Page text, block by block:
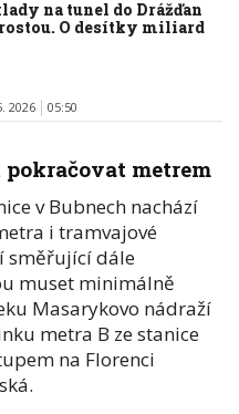
na tunel do Drážďan
O desítky miliard
2026 05:50
metrem
v Bubnech nachází
i tramvajové
směřující dále
muset minimálně
Masarykovo nádraží
metra B ze stanice
na Florenci